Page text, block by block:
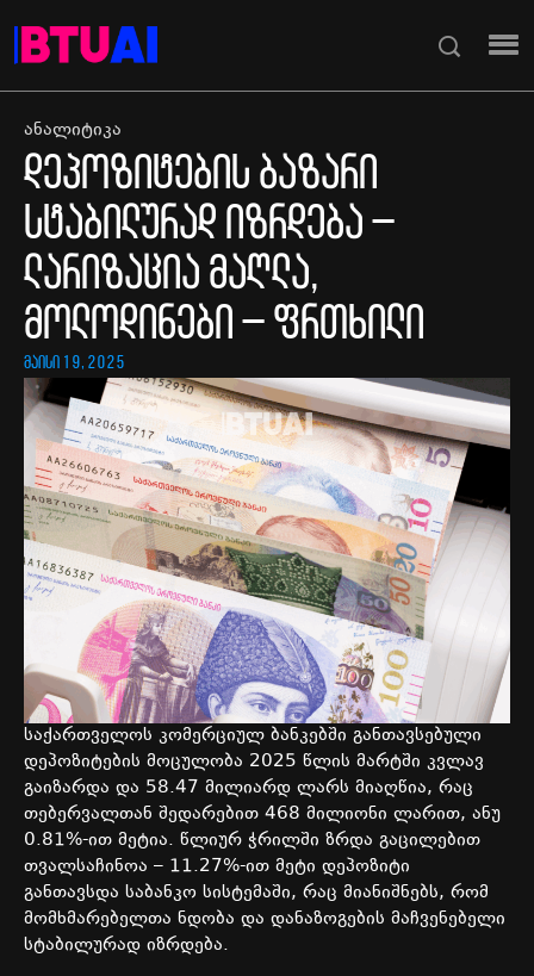
ანალიტიკა
დეპოზიტების ბაზარი
სტაბილურად იზრდება –
ლარიზაცია მაღლა,
მოლოდინები – ფრთხილი
მაისი 19, 2025
საქართველოს კომერციულ ბანკებში განთავსებული
დეპოზიტების მოცულობა 2025 წლის მარტში კვლავ
გაიზარდა და 58.47 მილიარდ ლარს მიაღწია, რაც
თებერვალთან შედარებით 468 მილიონი ლარით, ანუ
0.81%-ით მეტია. წლიურ ჭრილში ზრდა გაცილებით
თვალსაჩინოა – 11.27%-ით მეტი დეპოზიტი
განთავსდა საბანკო სისტემაში, რაც მიანიშნებს, რომ
მომხმარებელთა ნდობა და დანაზოგების მაჩვენებელი
სტაბილურად იზრდება.